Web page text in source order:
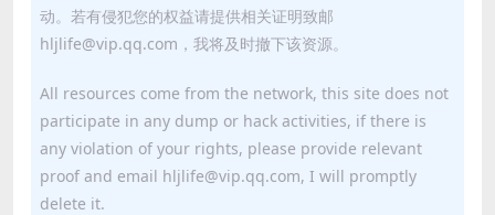
动。若有侵犯您的权益请提供相关证明致邮
hljlife@vip.qq.com，我将及时撤下该资源。
All resources come from the network, this site does not
participate in any dump or hack activities, if there is
any violation of your rights, please provide relevant
proof and email hljlife@vip.qq.com, I will promptly
delete it.